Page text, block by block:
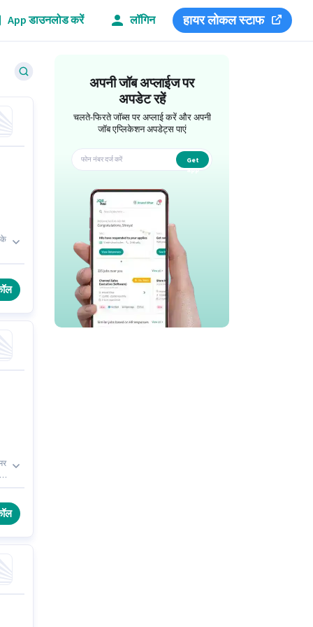
App डाउनलोड करें लॉगिन हायर लोकल स्टाफ
के
अपनी जॉब अप्लाईज पर
अपडेट रहें
चलते-फिरते जॉब्स पर अप्लाई करें और अपनी
जॉब एप्लिकेशन अपडेट्स पाएं
Get
app